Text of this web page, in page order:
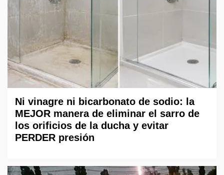
Ni vinagre ni bicarbonato de sodio: la
MEJOR manera de eliminar el sarro de
los orificios de la ducha y evitar
PERDER presión